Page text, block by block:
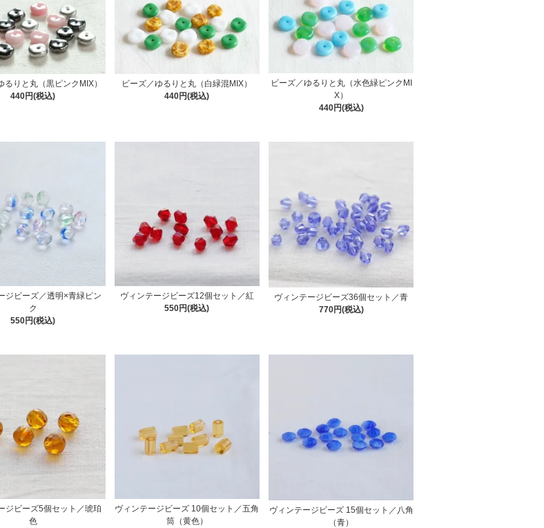
るりと丸（黒ピンクMIX）
440円(税込)
ビーズ／ゆるりと丸（白緑混MIX）
440円(税込)
ビーズ／ゆるりと丸（水色緑ピンクMI
X）
440円(税込)
ジビーズ／透明×青緑ピン
ク
550円(税込)
ヴィンテージビーズ12個セット／紅
550円(税込)
ヴィンテージビーズ36個セット／青
770円(税込)
ジビーズ5個セット／琥珀
色
ヴィンテージビーズ 10個セット／五角
筒（黄色）
ヴィンテージビーズ 15個セット／八角
（青）